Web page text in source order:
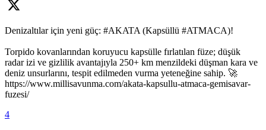
Denizaltılar için yeni güç: #AKATA (Kapsüllü #ATMACA)!
Torpido kovanlarından koruyucu kapsülle fırlatılan füze; düşük
radar izi ve gizlilik avantajıyla 250+ km menzildeki düşman kara ve
deniz unsurlarını, tespit edilmeden vurma yeteneğine sahip. 🚀
https://www.millisavunma.com/akata-kapsullu-atmaca-gemisavar-
fuzesi/
4